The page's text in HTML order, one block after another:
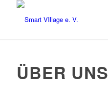
ÜBER UNS